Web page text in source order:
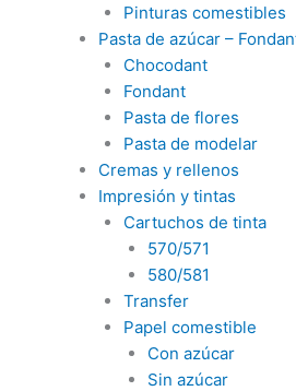
Pinturas comestibles
Pasta de azúcar –
Chocodant
Fondant
Pasta de flores
Pasta de modelar
Cremas y rellenos
Impresión y tintas
Cartuchos de tinta
570/571
580/581
Transfer
Papel comestible
Con azúcar
Sin azúcar